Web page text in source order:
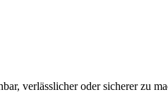
verlässlicher oder sicherer zu